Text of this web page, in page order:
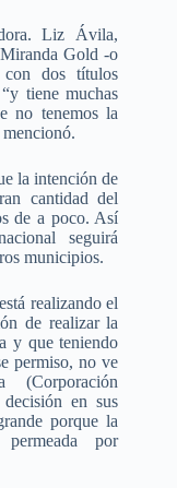
Liz Ávila,
Gold -o
con dos títulos
tiene muchas
no tenemos la
mencionó.
la intención de
cantidad del
de a poco. Así
seguirá
municipios.
realizando el
de realizar la
y que teniendo
permiso, no ve
(Corporación
en sus
porque la
por